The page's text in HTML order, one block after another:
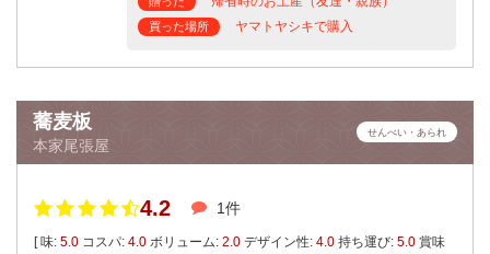
買った場所 ヤマトヤシキで購入
蕎麦板
本家尾張屋
せんべい・あられ
4.2 1件
[ 味: 5.0 コスパ: 4.0 ボリューム: 2.0 デザイン性: 4.0 持ち運び: 5.0 賞味